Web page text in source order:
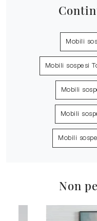
Mobili
Mobili sospesi
Mobili
Mobili
Mobili
Non